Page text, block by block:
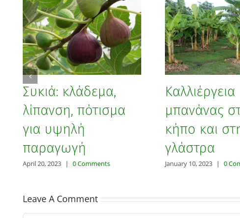
Συκιά: κλάδεμα,
λίπανση, πότισμα
για υψηλή
παραγωγή
April 20, 2023 | 0 Comments
Καλλιέργεια
μπανάνας
κήπο και
γλάστρα
January 10, 2023 | 0
Leave A Comment